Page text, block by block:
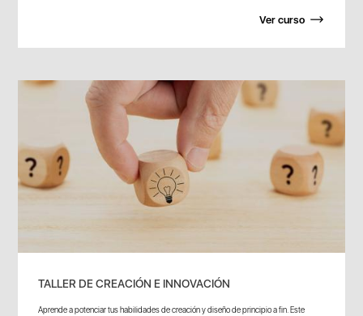
Ver curso
TALLER DE CREACIÓN E INNOVACIÓN
Aprende a potenciar tus habilidades de creación y diseño de principio a fin. Este